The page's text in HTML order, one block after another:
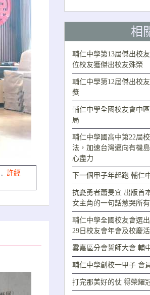
, 許經
相
輔仁中學第13屆傑出校
位校友獲傑出校友殊榮
輔仁中學第12屆傑出校
獎
輔仁中學全國校友會中
局
輔仁中學國高中第22屆
法，加速台灣邁向有機
心盡力
下一個甲子年起跑 輔仁
抗憂勇者蕭旻宜 出版首
女主角的一句話惹哭所
輔仁中學全國校友會選
29日校友會年會及校慶
雲嘉區分會誓師大會 輔
輔仁中學創校一甲子 會
打完那美好的仗 得榮耀